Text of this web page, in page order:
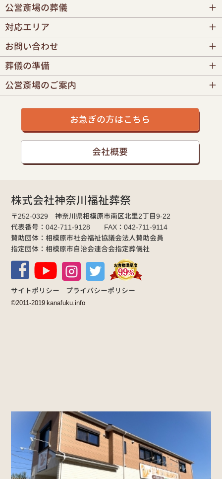
公営斎場の葬儀
対応エリア
お問い合わせ
葬儀の準備
公営斎場のご案内
お急ぎの方はこちら
会社概要
株式会社神奈川福祉葬祭
〒252-0329 神奈川県相模原市南区北里2丁目9-22
代表番号：042-711-9128 FAX：042-711-9114
賛助団体：相模原市社会福祉協議会法人賛助会員
指定団体：相模原市自治会連合会指定葬儀社
サイトポリシー プライバシーポリシー
©2011-2019 kanafuku.info